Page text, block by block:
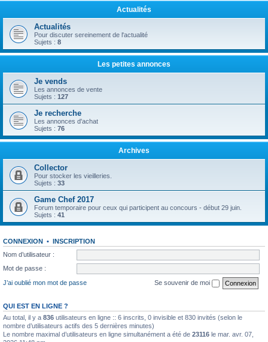
Actualités
Actualités
Pour discuter sereinement de l'actualité
Sujets : 8
Les petites annonces
Je vends
Les annonces de vente
Sujets : 127
Je recherche
Les annonces d'achat
Sujets : 76
Archives
Collector
Pour stocker les vieilleries.
Sujets : 33
Game Chef 2017
Forum temporaire pour ceux qui participent au concours - début 29 juin.
Sujets : 41
CONNEXION • INSCRIPTION
Nom d’utilisateur :
Mot de passe :
J’ai oublié mon mot de passe
Se souvenir de moi
QUI EST EN LIGNE ?
Au total, il y a 836 utilisateurs en ligne :: 6 inscrits, 0 invisible et 830 invités (selon le
nombre d’utilisateurs actifs des 5 dernières minutes)
Le nombre maximal d’utilisateurs en ligne simultanément a été de 23116 le mar. avr. 07,